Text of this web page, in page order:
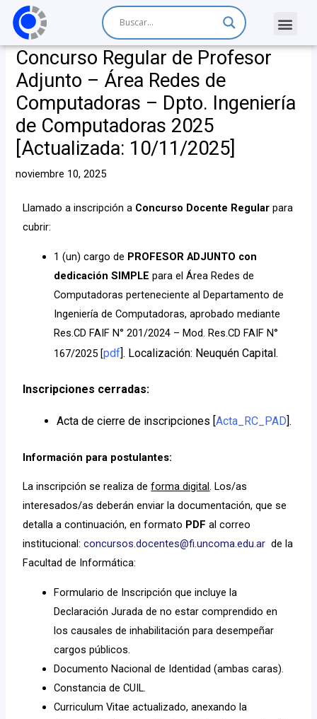
Concurso Regular de Profesor
Adjunto – Área Redes de
Computadoras – Dpto. Ingeniería
de Computadoras 2025
[Actualizada: 10/11/2025]
noviembre 10, 2025
Llamado a inscripción a Concurso Docente Regular para
cubrir:
1 (un) cargo de PROFESOR ADJUNTO con
dedicación SIMPLE para el Área Redes de
Computadoras perteneciente al Departamento de
Ingeniería de Computadoras, aprobado mediante
Res.CD FAIF N° 201/2024 – Mod. Res.CD FAIF N°
167/2025 [pdf]. Localización: Neuquén Capital.
Inscripciones cerradas:
Acta de cierre de inscripciones [Acta_RC_PAD].
Información para postulantes:
La inscripción se realiza deforma digital. Los/as
interesados/as deberán enviar la documentación, que se
detalla a continuación, en formato PDF al correo
institucional:concursos.docentes@fi.uncoma.edu.ar de la
Facultad de Informática:
Formulario de Inscripción que incluye la
Declaración Jurada de no estar comprendido en
los causales de inhabilitación para desempeñar
cargos públicos.
Documento Nacional de Identidad (ambas caras).
Constancia de CUIL.
Curriculum Vitae actualizado, anexando la